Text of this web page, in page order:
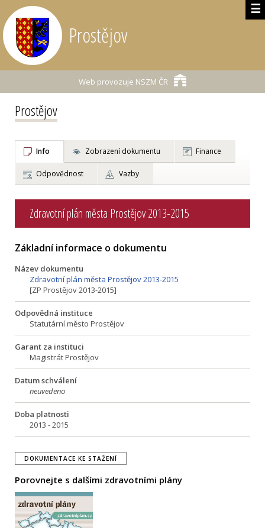
☰
Prostějov
Web provozuje NSZM ČR
Prostějov
Info Zobrazení dokumentu Finance
Odpovědnost Vazby
Zdravotní plán města Prostějov 2013-2015
Základní informace o dokumentu
Název dokumentu
Zdravotní plán města Prostějov 2013-2015
[ZP Prostějov 2013-2015]
Odpovědná instituce
Statutární město Prostějov
Garant za instituci
Magistrát Prostějov
Datum schválení
neuvedeno
Doba platnosti
2013 - 2015
DOKUMENTACE KE STAŽENÍ
Porovnejte s dalšími zdravotními plány